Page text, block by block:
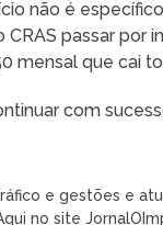
não é
passar por
mensal que cai
com
e gestões e
no site